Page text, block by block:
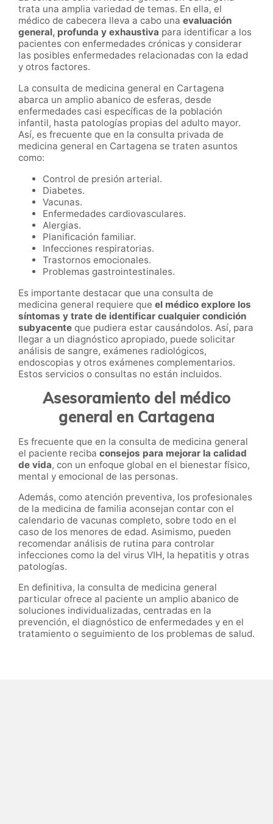
trata una amplia variedad de temas. En ella, el
médico de cabecera lleva a cabo una evaluación
general, profunda y exhaustiva para identificar a los
pacientes con enfermedades crónicas y considerar
las posibles enfermedades relacionadas con la edad
y otros factores.
La consulta de medicina general en Cartagena
abarca un amplio abanico de esferas, desde
enfermedades casi específicas de la población
infantil, hasta patologías propias del adulto mayor.
Así, es frecuente que en la consulta privada de
medicina general en Cartagena se traten asuntos
como:
Control de presión arterial.
Diabetes.
Vacunas.
Enfermedades cardiovasculares.
Alergias.
Planificación familiar.
Infecciones respiratorias.
Trastornos emocionales.
Problemas gastrointestinales.
Es importante destacar que una consulta de
medicina general requiere que el médico explore los
síntomas y trate de identificar cualquier condición
subyacente que pudiera estar causándolos. Así, para
llegar a un diagnóstico apropiado, puede solicitar
análisis de sangre, exámenes radiológicos,
endoscopias y otros exámenes complementarios.
Estos servicios o consultas no están incluidos.
Asesoramiento del médico
general en Cartagena
Es frecuente que en la consulta de medicina general
el paciente reciba consejos para mejorar la calidad
de vida, con un enfoque global en el bienestar físico,
mental y emocional de las personas.
Además, como atención preventiva, los profesionales
de la medicina de familia aconsejan contar con el
calendario de vacunas completo, sobre todo en el
caso de los menores de edad. Asimismo, pueden
recomendar análisis de rutina para controlar
infecciones como la del virus VIH, la hepatitis y otras
patologías.
En definitiva, la consulta de medicina general
particular ofrece al paciente un amplio abanico de
soluciones individualizadas, centradas en la
prevención, el diagnóstico de enfermedades y en el
tratamiento o seguimiento de los problemas de salud.